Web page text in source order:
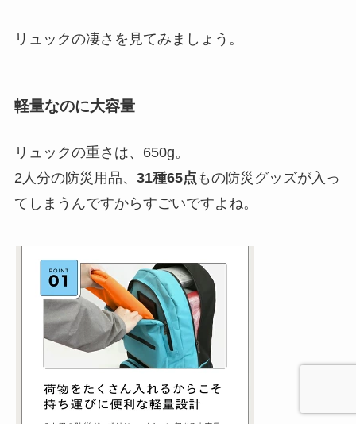
リュックの凄さを見てみましょう。
軽量なのに大容量
リュックの重さは、650g。
2人分の防災用品、 31種65点 もの防災グッズが入っ
てしまうんですからすごいですよね。